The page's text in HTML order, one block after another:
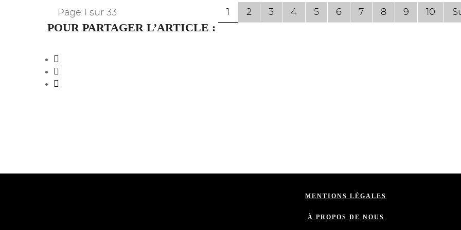
2 3 4 5 6 7 8 9 10
Page 1 sur 33
POUR PARTAGER L’ARTICLE :
MENTIONS LÉGALES
À PROPOS DE NOUS